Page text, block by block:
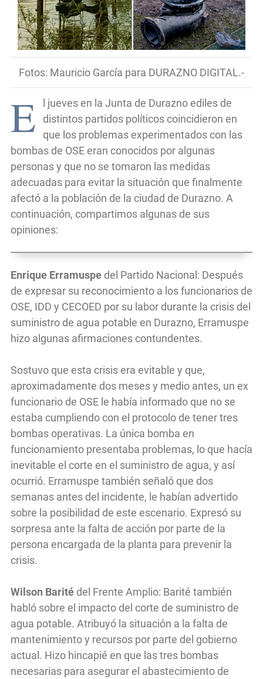
Fotos: Mauricio García para DURAZNO DIGITAL.-
E
l jueves en la Junta de Durazno ediles de
distintos partidos políticos coincidieron en
que los problemas experimentados con las
bombas de OSE eran conocidos por algunas
personas y que no se tomaron las medidas
adecuadas para evitar la situación que finalmente
afectó a la población de la ciudad de Durazno. A
continuación, compartimos algunas de sus
opiniones:
Enrique Erramuspe del Partido Nacional: Después
de expresar su reconocimiento a los funcionarios de
OSE, IDD y CECOED por su labor durante la crisis del
suministro de agua potable en Durazno, Erramuspe
hizo algunas afirmaciones contundentes.
Sostuvo que esta crisis era evitable y que,
aproximadamente dos meses y medio antes, un ex
funcionario de OSE le había informado que no se
estaba cumpliendo con el protocolo de tener tres
bombas operativas. La única bomba en
funcionamiento presentaba problemas, lo que hacía
inevitable el corte en el suministro de agua, y así
ocurrió. Erramuspe también señaló que dos
semanas antes del incidente, le habían advertido
sobre la posibilidad de este escenario. Expresó su
sorpresa ante la falta de acción por parte de la
persona encargada de la planta para prevenir la
crisis.
Wilson Barité del Frente Amplio: Barité también
habló sobre el impacto del corte de suministro de
agua potable. Atribuyó la situación a la falta de
mantenimiento y recursos por parte del gobierno
actual. Hizo hincapié en que las tres bombas
necesarias para asegurar el abastecimiento de